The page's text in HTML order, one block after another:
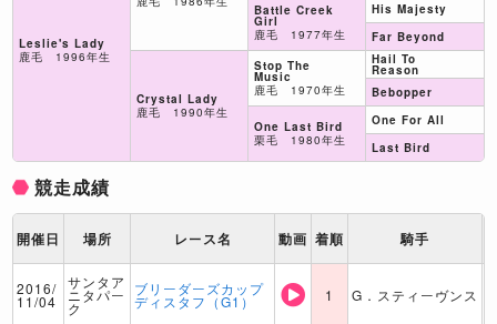
Leslie's Lady
鹿毛 1996年生
Crystal Lady
鹿毛 1990年生
Battle Creek
Girl
鹿毛 1977年生
Stop The
Music
鹿毛 1970年生
One Last Bird
栗毛 1980年生
His Majesty
Far Beyond
Hail To
Reason
Bebopper
One For All
Last Bird
競走成績
開催日 場所 レース名 動画 着順 騎手
2016/
11/04
サンタア
ニタパー
ク
ブリーダーズカップ
ディスタフ（G1） 1 G．スティーヴンス